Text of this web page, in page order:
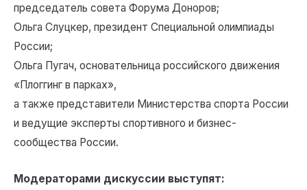
председатель совета Форума Доноров;
Ольга Слуцкер, президент Специальной олимпиады
России;
Ольга Пугач, основательница российского движения
«Плоггинг в парках»,
а также представители Министерства спорта России
и ведущие эксперты спортивного и бизнес-
сообщества России.
Модераторами дискуссии выступят: